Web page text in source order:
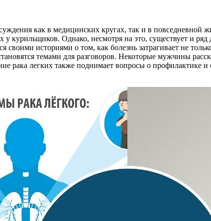
как в медицинских кругах, так и в повседневной
у курильщиков. Однако, несмотря на это, существует и ряд
своими историями о том, как болезнь затрагивает не
темами для разговоров. Некоторые мужчины
рака легких также поднимает вопросы о профилактике и